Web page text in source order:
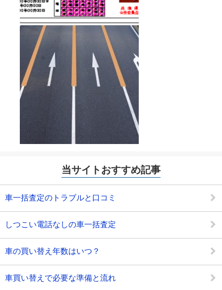
当サイトおすすめ記事
車一括査定のトラブルと口コミ
しつこい電話なしの車一括査定
車の買い替え年数はいつ？
車買い替えで必要な準備と流れ